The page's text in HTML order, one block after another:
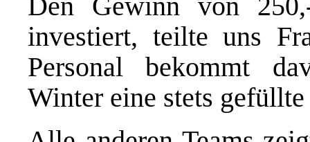
investiert, teilte uns
Personal bekommt
Winter eine stets